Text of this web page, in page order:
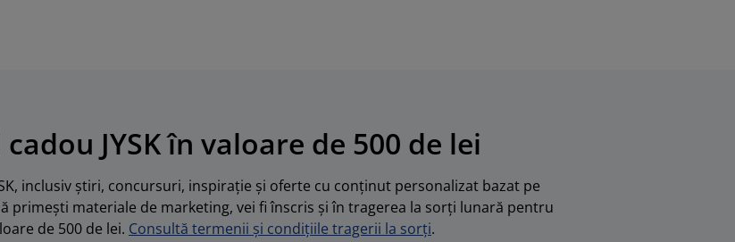
JYSK în valoare de 500 de lei
inclusiv știri, concursuri, inspirație și oferte cu conținut personalizat bazat pe
primești materiale de marketing, vei fi înscris și în tragerea la sorți lunară pentru
de 500 de lei. Consultă termenii și condițiile tragerii la sorți.